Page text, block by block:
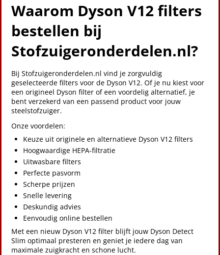
Waarom Dyson V12 filters
bestellen bij
Stofzuigeronderdelen.nl?
Bij Stofzuigeronderdelen.nl vind je zorgvuldig
geselecteerde filters voor de Dyson V12. Of je nu kiest voor
een origineel Dyson filter of een voordelig alternatief, je
bent verzekerd van een passend product voor jouw
steelstofzuiger.
Onze voordelen:
Keuze uit originele en alternatieve Dyson V12 filters
Hoogwaardige HEPA-filtratie
Uitwasbare filters
Perfecte pasvorm
Scherpe prijzen
Snelle levering
Deskundig advies
Eenvoudig online bestellen
Met een nieuw Dyson V12 filter blijft jouw Dyson Detect
Slim optimaal presteren en geniet je iedere dag van
maximale zuigkracht en schone lucht.